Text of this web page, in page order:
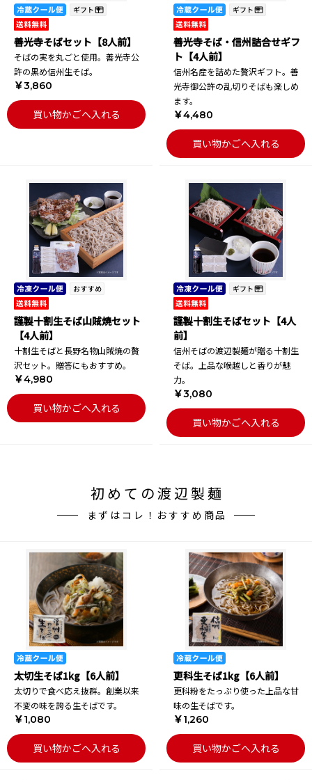
善光寺そばセット【8人前】
そばの実を丸ごと使用。善光寺公
許の黒め信州生そば。
￥3,860
買い物かごへ入れる
善光寺そば・信州詰合せギフ
ト【4人前】
信州名産を詰めた贅沢ギフト。善
光寺御公許の乱切りそばも楽しめ
ます。
￥4,480
買い物かごへ入れる
謹製十割生そば山賊焼セット
【4人前】
十割生そばと長野名物山賊焼の贅
沢セット。贈答にもおすすめ。
￥4,980
買い物かごへ入れる
謹製十割生そばセット【4人
前】
信州そばの渡辺製麺が贈る十割生
そば。上品な喉越しと香りが魅
力。
￥3,080
買い物かごへ入れる
初めての渡辺製麺
まずはコレ！おすすめ商品
太切生そば1kg【6人前】
太切りで食べ応え抜群。創業以来
不変の味を誇る生そばです。
￥1,080
買い物かごへ入れる
更科生そば1kg【6人前】
更科粉をたっぷり使った上品な甘
味の生そばです。
￥1,260
買い物かごへ入れる